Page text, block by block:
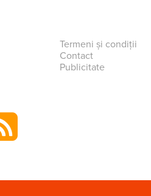
Termeni și condiții
Contact
Publicitate